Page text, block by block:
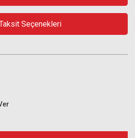
Seçenekleri